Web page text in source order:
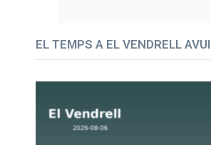
EL TEMPS A EL VENDRELL AVUI